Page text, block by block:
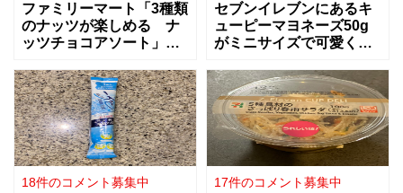
ファミリーマート「3種類
のナッツが楽しめる ナ
ッツチョコアソート」を
て、ワインに合わせた
り、ちょっとした休憩時
間にもおすすめ！！ 税込
238円で、３種類（アー
モンド、ピーナッツ、ヘ
ーゼルナッツ）×４個ずつ
入ったチョコアソ
セブンイレブンにあるキ
ューピーマヨネーズ50g
がミニサイズで可愛く
した。 お味は容器が小さ
くなっただけで、定番と
同じ味で美味しいです。
マヨネーズは好みがそれ
ぞれあるようなのですけ
ど、私はキューピー派。
ただここ最近は健
18件のコメント募集中
17件のコメント募集中